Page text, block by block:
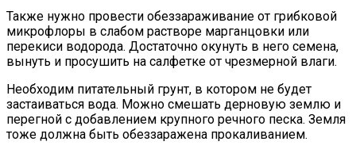
Также нужно провести обеззараживание от грибковой
микрофлоры в слабом растворе марганцовки или
перекиси водорода. Достаточно окунуть в него семена,
вынуть и просушить на салфетке от чрезмерной влаги.
Необходим питательный грунт, в котором не будет
застаиваться вода. Можно смешать дерновую землю и
перегной с добавлением крупного речного песка. Земля
тоже должна быть обеззаражена прокаливанием.